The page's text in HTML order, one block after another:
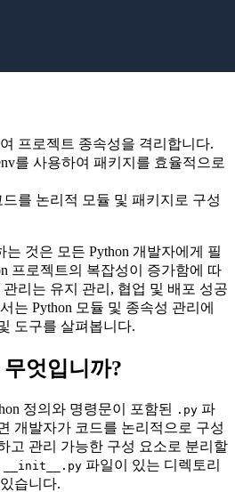
프로젝트 종속성을 격리합니다.
를 사용하여 패키지를 효율적으로
를 논리적 모듈 및 패키지로 구성
것은 모든 Python 개발자에게 필
프로젝트의 복잡성이 증가함에 따
리는 유지 관리, 협업 및 배포 성공
는 Python 모듈 및 종속성 관리에
도구를 살펴봅니다.
엇입니까?
정의와 명령문이 포함된 .py 파
개발자가 코드를 논리적으로 구성
고 관리 가능한 구성 요소로 분리할
__init__.py 파일이 있는 디렉토리
습니다.